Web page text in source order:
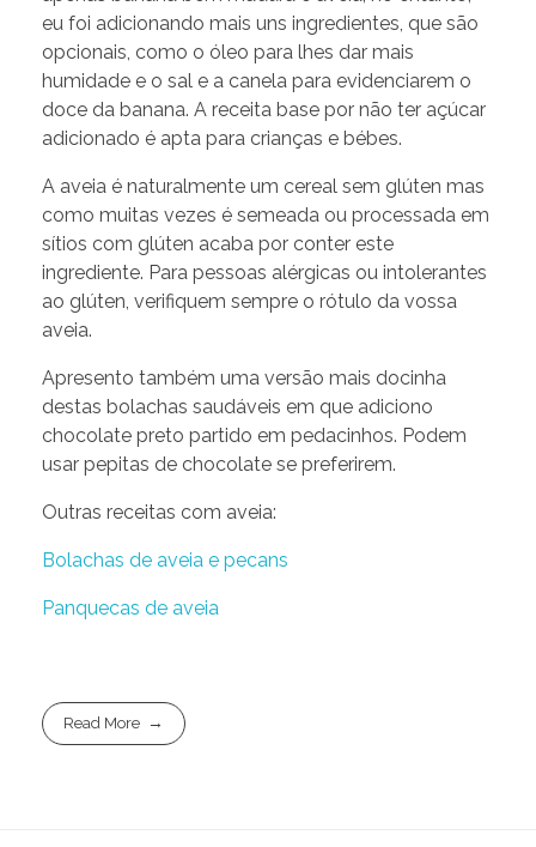
eu foi adicionando mais uns ingredientes, que são
opcionais, como o óleo para lhes dar mais
humidade e o sal e a canela para evidenciarem o
doce da banana. A receita base por não ter açúcar
adicionado é apta para crianças e bébes.
A aveia é naturalmente um cereal sem glúten mas
como muitas vezes é semeada ou processada em
sítios com glúten acaba por conter este
ingrediente. Para pessoas alérgicas ou intolerantes
ao glúten, verifiquem sempre o rótulo da vossa
aveia.
Apresento também uma versão mais docinha
destas bolachas saudáveis em que adiciono
chocolate preto partido em pedacinhos. Podem
usar pepitas de chocolate se preferirem.
Outras receitas com aveia:
Bolachas de aveia e pecans
Panquecas de aveia
Read More